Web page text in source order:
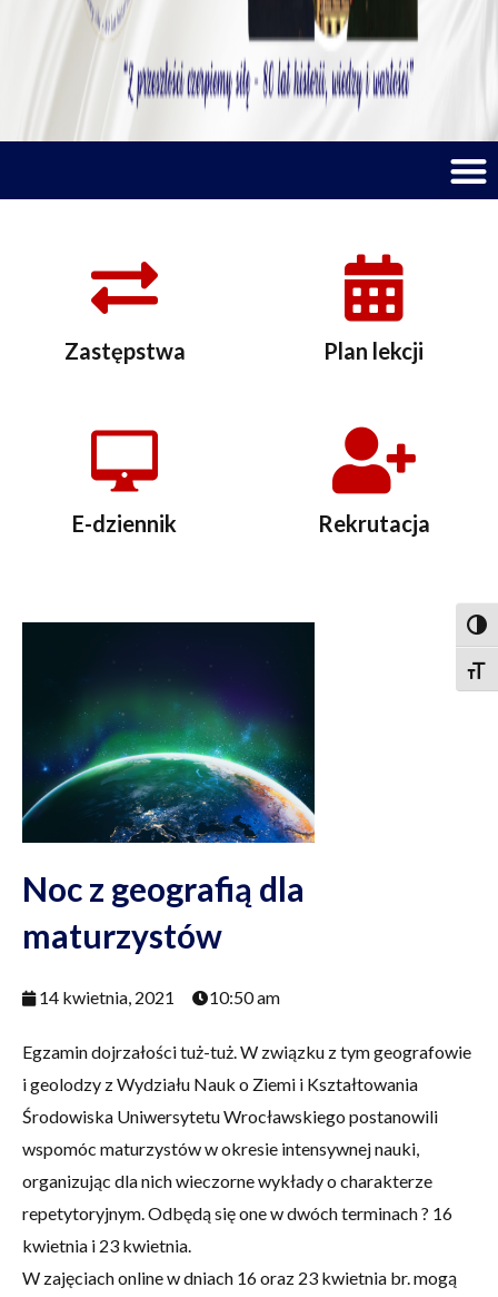
Zastępstwa Plan lekcji
E-dziennik Rekrutacja
Noc z geografią dla
maturzystów
14 kwietnia, 2021 10:50 am
Egzamin dojrzałości tuż-tuż. W związku z tym geografowie
i geolodzy z Wydziału Nauk o Ziemi i Kształtowania
Środowiska Uniwersytetu Wrocławskiego postanowili
wspomóc maturzystów w okresie intensywnej nauki,
organizując dla nich wieczorne wykłady o charakterze
repetytoryjnym. Odbędą się one w dwóch terminach ? 16
kwietnia i 23 kwietnia.
W zajęciach online w dniach 16 oraz 23 kwietnia br. mogą